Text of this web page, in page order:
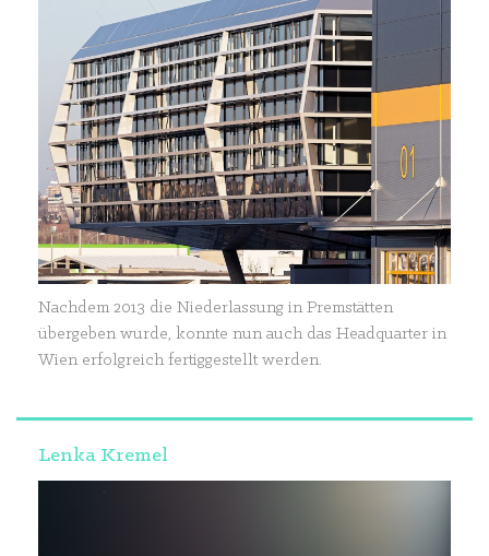
Nachdem 2013 die Niederlassung in Premstätten
übergeben wurde, konnte nun auch das Headquarter in
Wien erfolgreich fertiggestellt werden.
Lenka Kremel